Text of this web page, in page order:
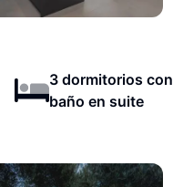
3 dormitorios con
baño en suite